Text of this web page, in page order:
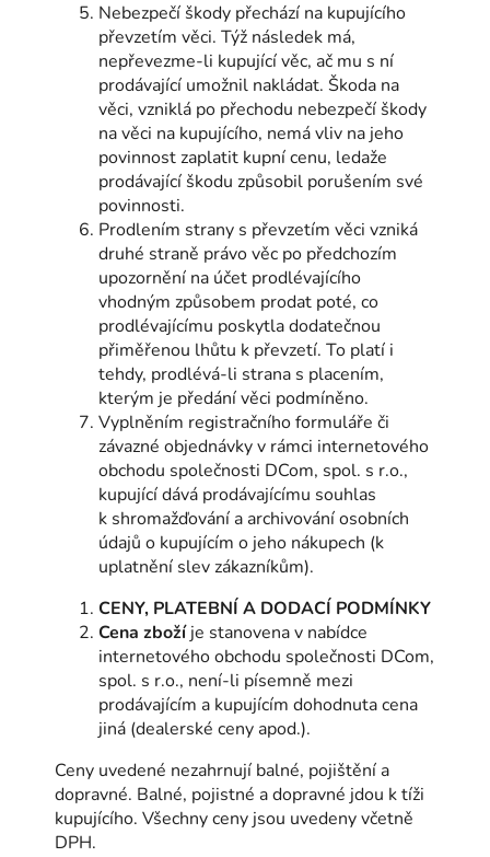
Nebezpečí škody přechází na kupujícího
převzetím věci. Týž následek má,
nepřevezme-li kupující věc, ač mu s ní
prodávající umožnil nakládat. Škoda na
věci, vzniklá po přechodu nebezpečí škody
na věci na kupujícího, nemá vliv na jeho
povinnost zaplatit kupní cenu, ledaže
prodávající škodu způsobil porušením své
povinnosti.
Prodlením strany s převzetím věci vzniká
druhé straně právo věc po předchozím
upozornění na účet prodlévajícího
vhodným způsobem prodat poté, co
prodlévajícímu poskytla dodatečnou
přiměřenou lhůtu k převzetí. To platí i
tehdy, prodlévá-li strana s placením,
kterým je předání věci podmíněno.
Vyplněním registračního formuláře či
závazné objednávky v rámci internetového
obchodu společnosti DCom, spol. s r.o.,
kupující dává prodávajícímu souhlas
k shromažďování a archivování osobních
údajů o kupujícím o jeho nákupech (k
uplatnění slev zákazníkům).
CENY, PLATEBNÍ A DODACÍ PODMÍNKY
Cena zbožíje stanovena v nabídce
internetového obchodu společnosti DCom,
spol. s r.o., není-li písemně mezi
prodávajícím a kupujícím dohodnuta cena
jiná (dealerské ceny apod.).
Ceny uvedené nezahrnují balné, pojištění a
dopravné. Balné, pojistné a dopravné jdou k tíži
kupujícího. Všechny ceny jsou uvedeny včetně
DPH.